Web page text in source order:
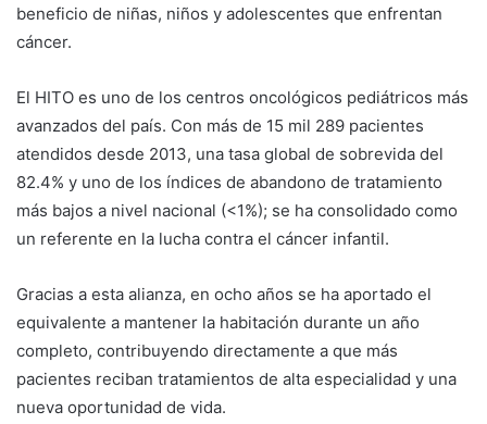
beneficio de niñas, niños y adolescentes que enfrentan
cáncer.
El HITO es uno de los centros oncológicos pediátricos más
avanzados del país. Con más de 15 mil 289 pacientes
atendidos desde 2013, una tasa global de sobrevida del
82.4% y uno de los índices de abandono de tratamiento
más bajos a nivel nacional (<1%); se ha consolidado como
un referente en la lucha contra el cáncer infantil.
Gracias a esta alianza, en ocho años se ha aportado el
equivalente a mantener la habitación durante un año
completo, contribuyendo directamente a que más
pacientes reciban tratamientos de alta especialidad y una
nueva oportunidad de vida.